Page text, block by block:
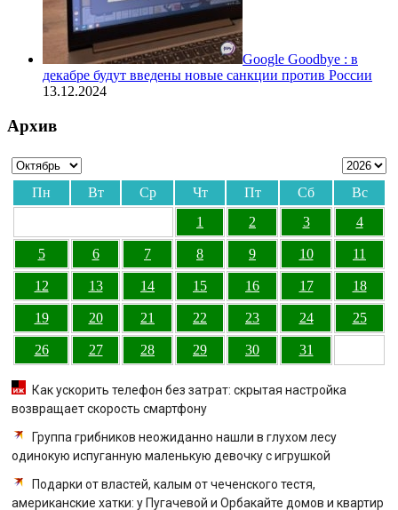
Google Goodbye : в
декабре будут введены новые санкции против России
13.12.2024
Архив
Пн Вт Ср Чт Пт Сб
Вс
1
2 3 4
5 6 7 8 9 10 11
12 13 14 15 16 17 18
19 20 21 22 23 24 25
26 27 28 29 30 31
Как ускорить телефон без затрат: скрытая настройка
возвращает скорость смартфону
Группа грибников неожиданно нашли в глухом лесу
одинокую испуганную маленькую девочку с игрушкой
Подарки от властей, калым от чеченского тестя,
американские хатки: у Пугачевой и Орбакайте домов и квартир